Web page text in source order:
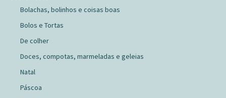
Bolachas, bolinhos e coisas boas
Bolos e Tortas
De colher
Doces, compotas, marmeladas e geleias
Natal
Páscoa